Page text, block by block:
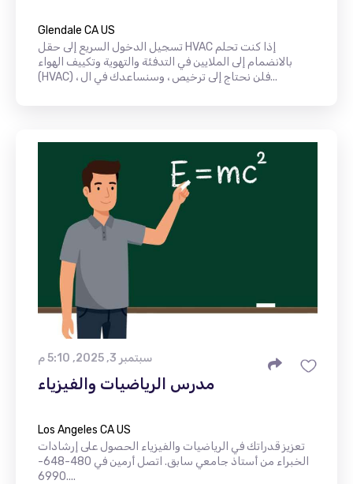
Glendale CA US
تسجيل الدخول السريع إلى حقل HVAC إذا كنت تحلم
بالانضمام إلى الملايين في التدفئة والتهوية وتكييف الهواء
(HVAC) ، فلن نحتاج إلى ترخيص ، وسنساعدك في ال...
سبتمبر 3, 2025, 5:10 م
مدرس الرياضيات والفيزياء
Los Angeles CA US
تعزيز قدراتك في الرياضيات والفيزياء الحصول على إرشادات
الخبراء من أستاذ جامعي سابق. اتصل أرمين في 480-648-
6990....